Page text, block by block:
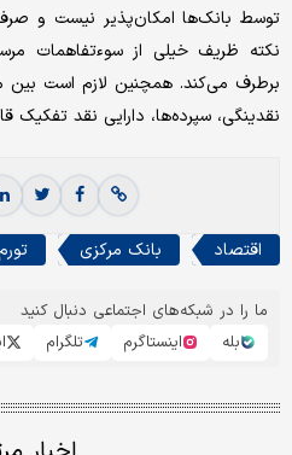
توسط بانک‌ها امکان‌پذیر نیست و
نکته ظریف خیلی از سوءتفاهمات
برطرف می‌کند. همچنین لازم است بین
نقدینگی، سپرده‌ها، دارایی نقد تفکیک
اقتصاد بانک مرکزی
ما را در شبکه‌های اجتماعی دنبال کنید
بله
اینستاگرم تلگرام